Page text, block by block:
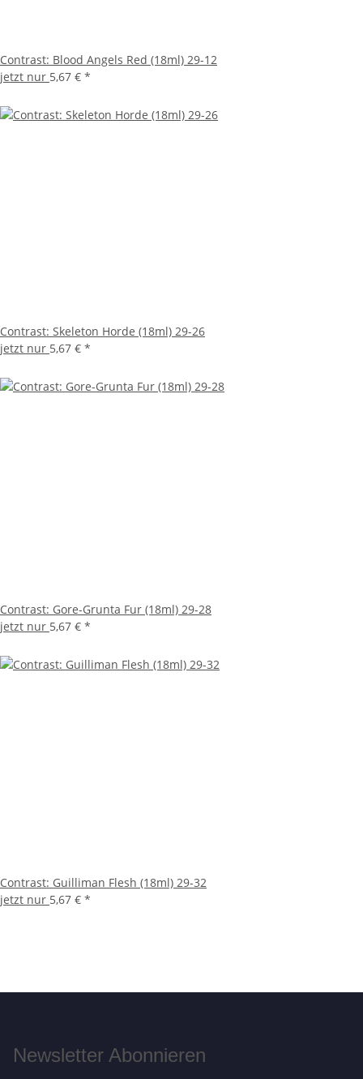
Contrast: Blood Angels Red (18ml) 29-12
jetzt nur 5,67 € *
Contrast: Skeleton Horde (18ml) 29-26
jetzt nur 5,67 € *
Contrast: Gore-Grunta Fur (18ml) 29-28
jetzt nur 5,67 € *
Contrast: Guilliman Flesh (18ml) 29-32
jetzt nur 5,67 € *
Newsletter Abonnieren